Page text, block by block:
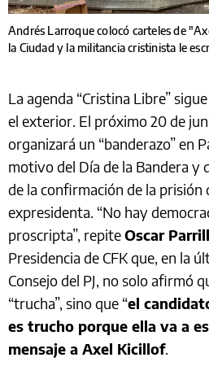
Andrés Larroque colocó carteles de
la Ciudad y la militancia cristinista le
La agenda “Cristina Libre”
el exterior. El próximo 20 de
organizará un “banderazo” en
motivo del Día de la Bandera y
de la confirmación de la prisión
expresidenta. “No hay
proscripta”, repiteOscar
Presidencia de CFK que, en la
Consejo del PJ, no solo afirmó
“trucha”, sino que “el
es trucho porque ella va a
mensaje a Axel Kicillof.